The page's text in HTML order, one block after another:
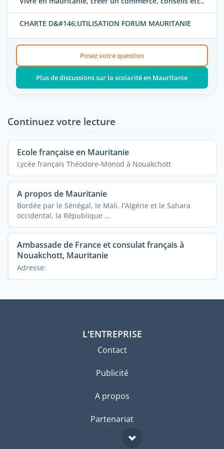
CHARTE D&#146;UTILISATION FORUM MAURITANIE
Posez votre question
Plus de discussions sur la scolarité en Mauritanie
Continuez votre lecture
Ecole française en Mauritanie
Lycée français Théodore-Monod à Nouakchott
A propos de Mauritanie
Bordée par le Sénégal, le Mali, l'Algérie et le Sahara
occidental, la République ...
Ambassade de France et consulat français à
Nouakchott, Mauritanie
Adresse:
L'ENTREPRISE
Contact
Publicité
A propos
Partenariat